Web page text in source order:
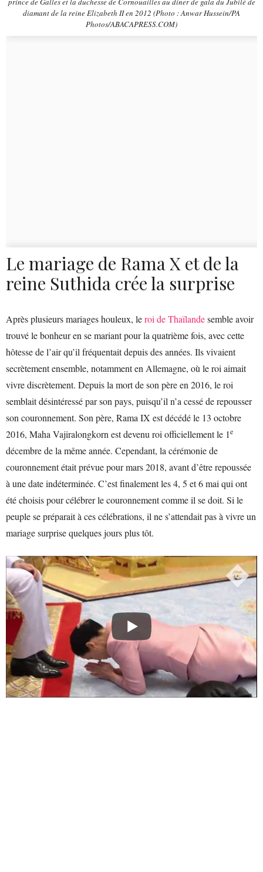
diamant de la reine Elizabeth II en 2012 (Photo : Anwar Hussein/PA
Photos/ABACAPRESS.COM)
Le mariage de Rama X et de la
reine Suthida crée la surprise
Après plusieurs mariages houleux, leroi de Thaïlandesemble avoir
trouvé le bonheur en se mariant pour la quatrième fois, avec cette
hôtesse de l’air qu’il fréquentait depuis des années. Ils vivaient
secrètement ensemble, notamment en Allemagne, où le roi aimait
vivre discrètement. Depuis la mort de son père en 2016, le roi
semblait désintéressé par son pays, puisqu’il n’a cessé de repousser
son couronnement. Son père, Rama IX est décédé le 13 octobre
2016, Maha Vajiralongkorn est devenu roi officiellement le 1e
décembre de la même année. Cependant, la cérémonie de
couronnement était prévue pour mars 2018, avant d’être repoussée
à une date indéterminée. C’est finalement les 4, 5 et 6 mai qui ont
été choisis pour célébrer le couronnement comme il se doit. Si le
peuple se préparait à ces célébrations, il ne s’attendait pas à vivre un
mariage surprise quelques jours plus tôt.